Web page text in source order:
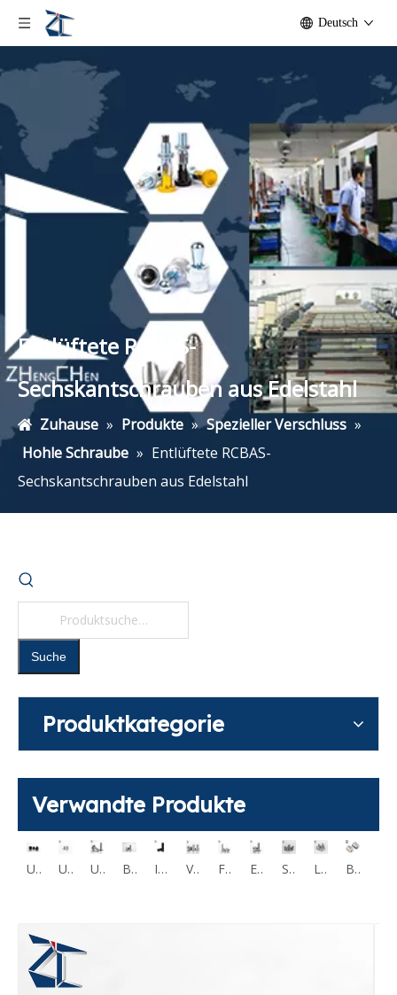
Deutsch
Entlüftete RCBAS-
Sechskantschrauben aus Edelstahl
Zuhause » Produkte » Spezieller Verschluss »
Hohle Schraube » Entlüftete RCBAS-
Sechskantschrauben aus Edelstahl
Suche
Produktkategorie
Verwandte Produkte
Ultra-Low-Head-Innensechskantschrauben CBSS CBSTS Ultraflache Innensechskantschraube CBSTSR M2-M6 Ultra-Low-Profile-Torx-Innensechskantschraube CBSTSE M2 M6 Besonders flache Sechskantschraubenbefestigungen aus Edelstahl 304 RSCBT4 M8 Innensechskantschrauben mit kleinem Kopf KBB KBBS SBB SBBSS Vakuum-Sockelkappe, belüftete Schrauben, Hohlschraube CBAS Flache Innensechskantschrauben mit Entlüftung CBAST Extra flache Innensechskantschrauben mit Entlüftung CBASG Stellschrauben belüftet MCBAS LRLB Rändelschrauben mit langem Rändelkopf aus Stahl/Edelstahl BCHP14 18 22 Press-Fit Plunger-Kugelrollen